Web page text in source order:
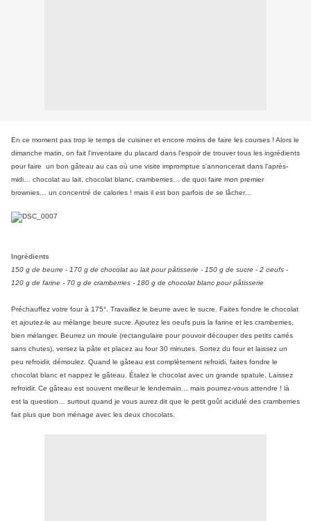
En ce moment pas trop le temps de cuisiner et encore moins de faire les courses ! Alors le
dimanche matin, on fait l'inventaire du placard dans l'espoir de trouver tous les ingrédients
pour faire un bon gâteau au cas où une visite impromptue s'annoncerait dans l'après-
midi… chocolat au lait, chocolat blanc, cramberries… de quoi faire mon premier
brownies… un concentré de calories ! mais il est bon parfois de se lâcher…
Ingrédients
150 g de beurre - 170 g de chocolat au lait pour pâtisserie - 150 g de sucre - 2 oeufs -
120 g de farine - 70 g de cramberries - 180 g de chocolat blanc pour pâtisserie
Préchauffez votre four à 175°. Travaillez le beurre avec le sucre. Faites fondre le chocolat
et ajoutez-le au mélange beure sucre. Ajoutez les oeufs puis la farine et les cramberries,
bien mélanger. Beurrez un moule (rectangulaire pour pouvoir découper des petits carrés
sans chutes), versez la pâte et placez au four 30 minutes. Sortez du four et laissez un
peu refroidir, démoulez. Quand le gâteau est complètement refroidi, faites fondre le
chocolat blanc et nappez le gâteau. Étalez le chocolat avec un grande spatule. Laissez
refroidir. Ce gâteau est souvent meilleur le lendemain… mais pourrez-vous attendre ! là
est la question… surtout quand je vous aurez dit que le petit goût acidulé des cramberries
fait plus que bon ménage avec les deux chocolats.